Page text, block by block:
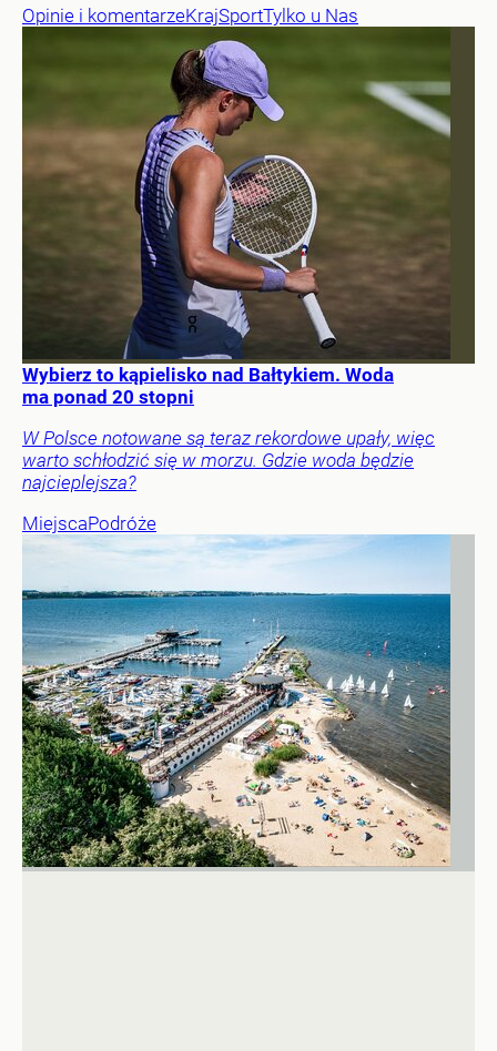
Opinie i komentarzeKrajSportTylko u Nas
Wybierz to kąpielisko nad Bałtykiem. Woda
ma ponad 20 stopni
W Polsce notowane są teraz rekordowe upały, więc
warto schłodzić się w morzu. Gdzie woda będzie
najcieplejsza?
MiejscaPodróże